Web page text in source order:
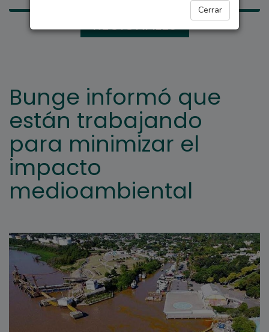
Cerrar
REGIONALES
Bunge informó que
están trabajando
para minimizar el
impacto
medioambiental